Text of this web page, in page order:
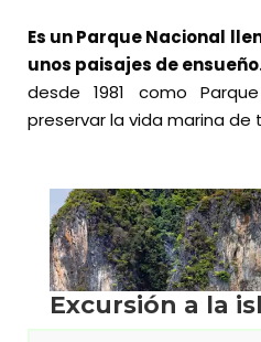
Es un Parque Nacional
unos paisajes de
desde 1981 como
preservar la vida marina de